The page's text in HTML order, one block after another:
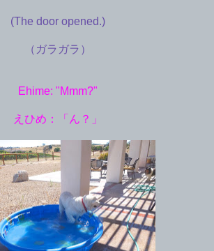
(The door opened.)
（ガラガラ）
Ehime: "Mmm?"
えひめ：「ん？」